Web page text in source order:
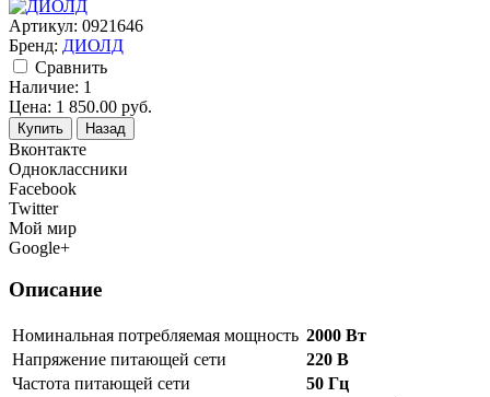
Артикул: 0921646
Бренд: ДИОЛД
Cравнить
Наличие: 1
Цена: 1 850.00 руб.
Купить Назад
Вконтакте
Одноклассники
Facebook
Twitter
Мой мир
Google+
Описание
Номинальная потребляемая мощность 2000 Вт
Напряжение питающей сети
220 В
Частота питающей сети
50 Гц